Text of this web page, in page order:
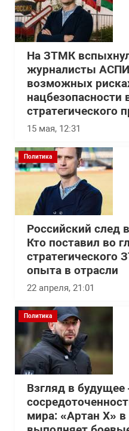
На ЗТМК
журналисты
возможных
нацбезопасности
стратегического
15 мая, 12:31
Политика
Российский след
Кто поставил во
стратегического
опыта в отрасли
22 апреля, 21:01
Политика
Взгляд в
мира: «Артан Х» в